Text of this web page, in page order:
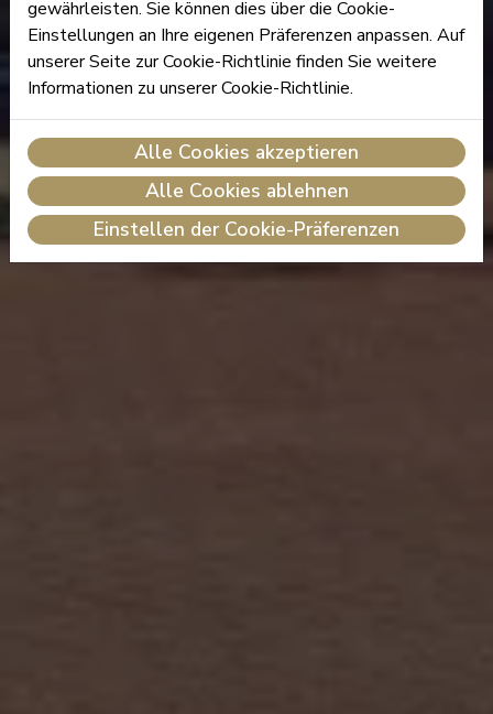
gewährleisten. Sie können dies über die Cookie-
Einstellungen an Ihre eigenen Präferenzen anpassen. Auf
unserer Seite zur Cookie-Richtlinie finden Sie weitere
Informationen zu unserer Cookie-Richtlinie.
Alle Cookies akzeptieren
Alle Cookies ablehnen
Einstellen der Cookie-Präferenzen